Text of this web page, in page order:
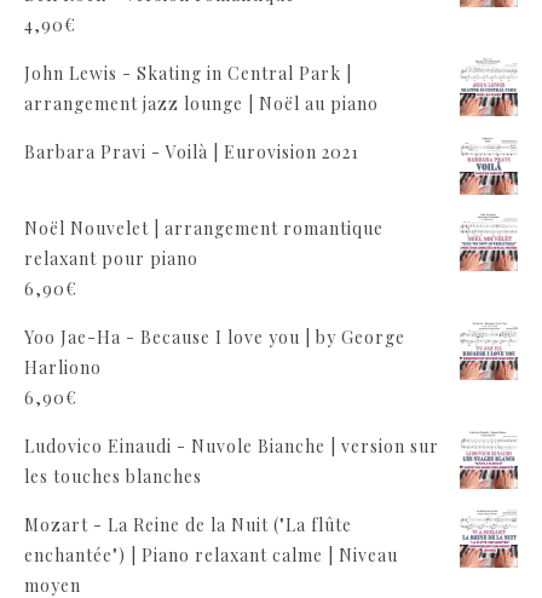
4,90€
John Lewis - Skating in Central Park |
arrangement jazz lounge | Noël au piano
Barbara Pravi - Voilà | Eurovision 2021
Noël Nouvelet | arrangement romantique
relaxant pour piano
6,90€
Yoo Jae-Ha - Because I love you | by George
Harliono
6,90€
Ludovico Einaudi - Nuvole Bianche | version sur
les touches blanches
Mozart - La Reine de la Nuit ("La flûte
enchantée") | Piano relaxant calme | Niveau
moyen